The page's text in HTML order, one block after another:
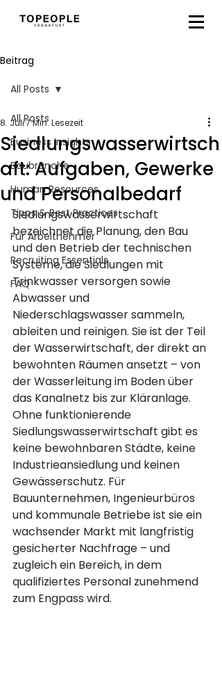
Beitrag
All Posts
Business Insights
Baubranche
Human Resources
Tipps & Best Practices
Für Arbeitnehmer
Recruiting Essentials
FAQ
All Posts
Siedlungswasserwirtsch
aft: Aufgaben, Gewerke
und Personalbedarf
8. Juli7 Min. Lesezeit
Siedlungswasserwirtschaft
bezeichnet die Planung, den Bau
und den Betrieb der technischen
Systeme, die Siedlungen mit
Trinkwasser versorgen sowie
Abwasser und
Niederschlagswasser sammeln,
ableiten und reinigen. Sie ist der Teil
der Wasserwirtschaft, der direkt an
bewohnten Räumen ansetzt – von
der Wasserleitung im Boden über
das Kanalnetz bis zur Kläranlage.
Ohne funktionierende
Siedlungswasserwirtschaft gibt es
keine bewohnbaren Städte, keine
Industrieansiedlung und keinen
Gewässerschutz. Für
Bauunternehmen, Ingenieurbüros
und kommunale Betriebe ist sie ein
wachsender Markt mit langfristig
gesicherter Nachfrage – und
zugleich ein Bereich, in dem
qualifiziertes Personal zunehmend
zum Engpass wird.